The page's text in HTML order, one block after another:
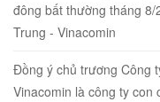
đông bất thường tháng
Trung - Vinacomin
Đồng ý chủ trương Công
Vinacomin là công ty con